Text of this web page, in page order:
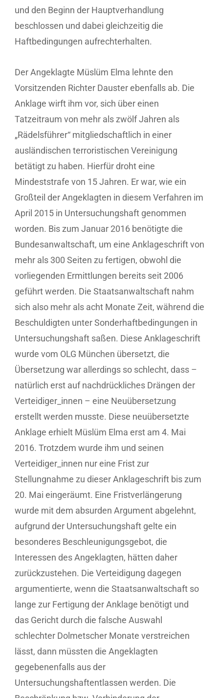
und den Beginn der Hauptverhandlung
beschlossen und dabei gleichzeitig die
Haftbedingungen aufrechterhalten.
Der Angeklagte Müslüm Elma lehnte den
Vorsitzenden Richter Dauster ebenfalls ab. Die
Anklage wirft ihm vor, sich über einen
Tatzeitraum von mehr als zwölf Jahren als
„Rädelsführer“ mitgliedschaftlich in einer
ausländischen terroristischen Vereinigung
betätigt zu haben. Hierfür droht eine
Mindeststrafe von 15 Jahren. Er war, wie ein
Großteil der Angeklagten in diesem Verfahren im
April 2015 in Untersuchungshaft genommen
worden. Bis zum Januar 2016 benötigte die
Bundesanwaltschaft, um eine Anklageschrift von
mehr als 300 Seiten zu fertigen, obwohl die
vorliegenden Ermittlungen bereits seit 2006
geführt werden. Die Staatsanwaltschaft nahm
sich also mehr als acht Monate Zeit, während die
Beschuldigten unter Sonderhaftbedingungen in
Untersuchungshaft saßen. Diese Anklageschrift
wurde vom OLG München übersetzt, die
Übersetzung war allerdings so schlecht, dass –
natürlich erst auf nachdrückliches Drängen der
Verteidiger_innen – eine Neuübersetzung
erstellt werden musste. Diese neuübersetzte
Anklage erhielt Müslüm Elma erst am 4. Mai
2016. Trotzdem wurde ihm und seinen
Verteidiger_innen nur eine Frist zur
Stellungnahme zu dieser Anklageschrift bis zum
20. Mai eingeräumt. Eine Fristverlängerung
wurde mit dem absurden Argument abgelehnt,
aufgrund der Untersuchungshaft gelte ein
besonderes Beschleunigungsgebot, die
Interessen des Angeklagten, hätten daher
zurückzustehen. Die Verteidigung dagegen
argumentierte, wenn die Staatsanwaltschaft so
lange zur Fertigung der Anklage benötigt und
das Gericht durch die falsche Auswahl
schlechter Dolmetscher Monate verstreichen
lässt, dann müssten die Angeklagten
gegebenenfalls aus der
Untersuchungshaftentlassen werden. Die